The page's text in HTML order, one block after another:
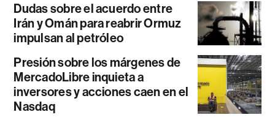
Dudas sobre el acuerdo entre
Irán y Omán para reabrir Ormuz
impulsan al petróleo
Presión sobre los márgenes de
MercadoLibre inquieta a
inversores y acciones caen en el
Nasdaq